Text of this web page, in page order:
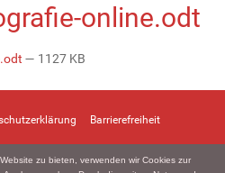
zu bieten, verwenden wir Cookies zur
online.odt
— 1127 KB
Barrierefreiheit